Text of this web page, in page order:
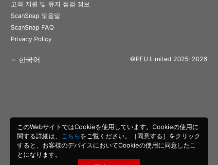
고객 지원 및 유지 점검 정보
ScanSnap 도움말
ScanSnap FAQ
Privacy Policy
한국어 ©PFU Limited 2025-2026
このWebサイトではCookieを使用しています。Cookieの使用に
関する詳細は、
こちらをご覧ください。［同意する］をクリック
すると、お客様のデバイスにおいてCookieの使用に同意したこ
とになります。